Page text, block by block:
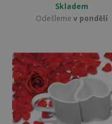
Skladem
Odešleme v pondělí